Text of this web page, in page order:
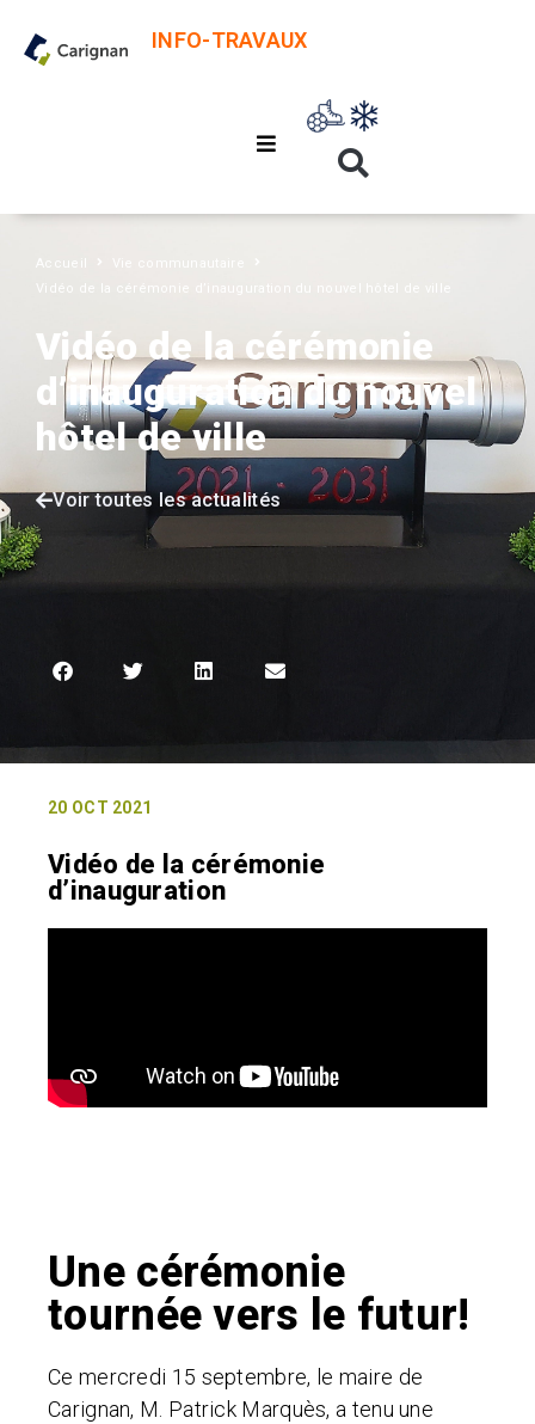
INFO-TRAVAUX
Accueil
Vie communautaire
Vidéo de la cérémonie d’inauguration du nouvel hôtel de ville
Vidéo de la cérémonie
d’inauguration du nouvel
hôtel de ville
Voir toutes les actualités
20 OCT 2021
Vidéo de la cérémonie
d’inauguration
Une cérémonie
tournée vers le futur!
Ce mercredi 15 septembre, le maire de
Carignan, M. Patrick Marquès, a tenu une